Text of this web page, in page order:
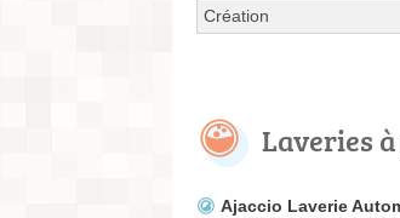
Création
Laveries
Ajaccio Laverie